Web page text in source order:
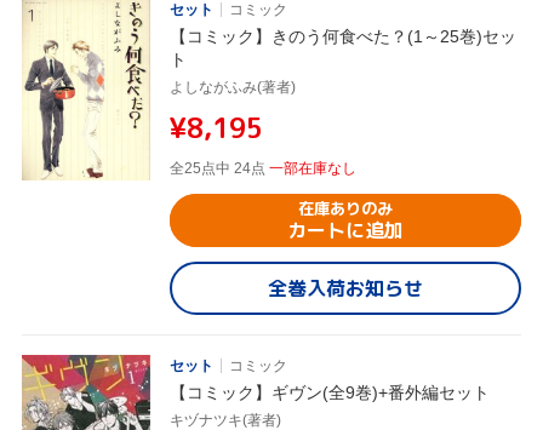
セット コミック
【コミック】きのう何食べた？(1～25巻)セッ
ト
よしながふみ(著者)
¥8,195
全25点中 24点 一部在庫なし
在庫ありのみ
カートに追加
全巻入荷お知らせ
セット コミック
【コミック】ギヴン(全9巻)+番外編セット
キヅナツキ(著者)